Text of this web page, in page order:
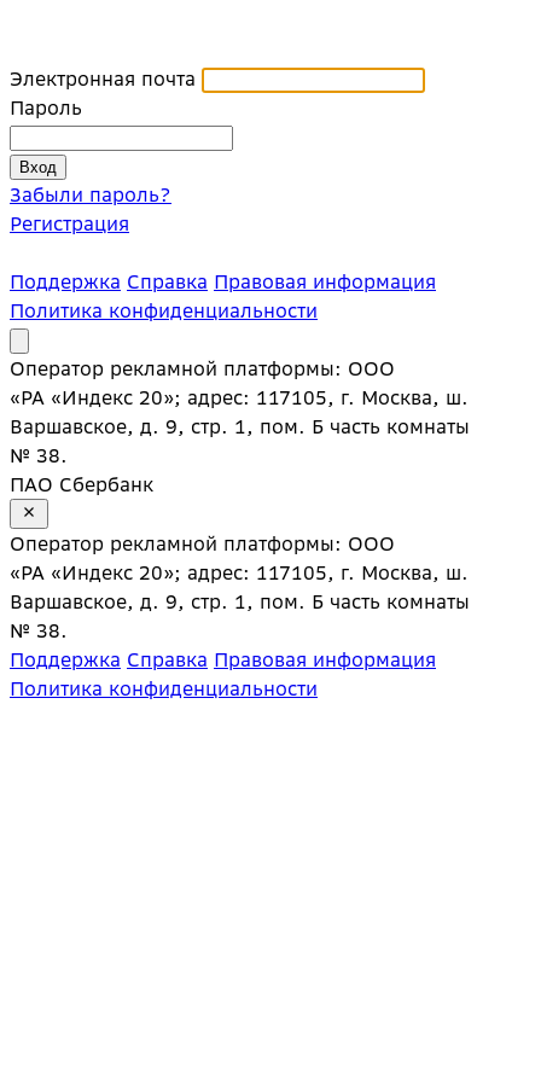
Электронная почта
Пароль
Забыли пароль?
Регистрация
Поддержка Справка Правовая информация
Политика конфиденциальности
Оператор рекламной платформы: ООО
«РА «Индекс 20»; адрес: 117105, г. Москва, ш.
Варшавское, д. 9, стр. 1, пом. Б часть комнаты
№ 38.
ПАО Сбербанк
Оператор рекламной платформы: ООО
«РА «Индекс 20»; адрес: 117105, г. Москва, ш.
Варшавское, д. 9, стр. 1, пом. Б часть комнаты
№ 38.
Поддержка Справка Правовая информация
Политика конфиденциальности